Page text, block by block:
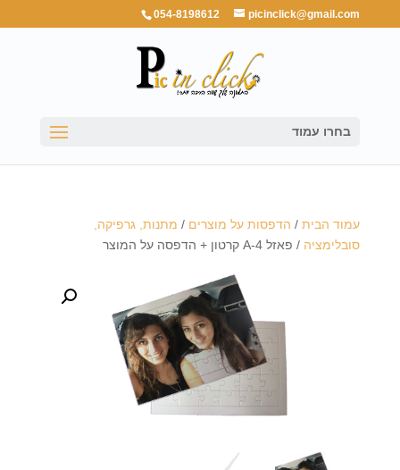
054-8198612 picinclick@gmail.com
בחרו עמוד
עמוד הבית/ הדפסות על מוצרים / מתנות, גרפיקה,
סובלימציה / פאזל A-4 קרטון + הדפסה על המוצר